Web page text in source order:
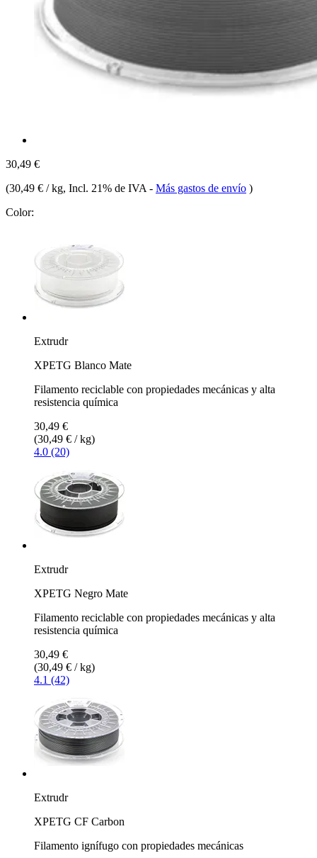
30,49 €
(30,49 € / kg, Incl. 21% de IVA - Más gastos de envío )
Color:
Extrudr
XPETG Blanco Mate
Filamento reciclable con propiedades mecánicas y alta
resistencia química
30,49 €
(30,49 € / kg)
4.0 (20)
Extrudr
XPETG Negro Mate
Filamento reciclable con propiedades mecánicas y alta
resistencia química
30,49 €
(30,49 € / kg)
4.1 (42)
Extrudr
XPETG CF Carbon
Filamento ignífugo con propiedades mecánicas